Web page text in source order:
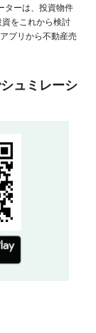
ターは、投資物件
をこれから検討
プリから不動産売
ュミレーシ